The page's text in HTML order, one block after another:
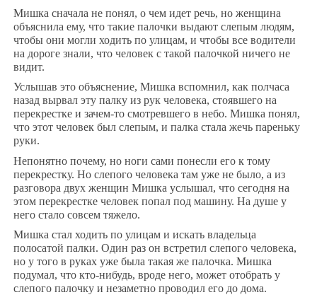
Мишка сначала не понял, о чем идет речь, но женщина
объяснила ему, что такие палочки выдают слепым людям,
чтобы они могли ходить по улицам, и чтобы все водители
на дороге знали, что человек с такой палочкой ничего не
видит.
Услышав это объяснение, Мишка вспомнил, как полчаса
назад вырвал эту палку из рук человека, стоявшего на
перекрестке и зачем-то смотревшего в небо. Мишка понял,
что этот человек был слепым, и палка стала жечь пареньку
руки.
Непонятно почему, но ноги сами понесли его к тому
перекрестку. Но слепого человека там уже не было, а из
разговора двух женщин Мишка услышал, что сегодня на
этом перекрестке человек попал под машину. На душе у
него стало совсем тяжело.
Мишка стал ходить по улицам и искать владельца
полосатой палки. Один раз он встретил слепого человека,
но у того в руках уже была такая же палочка. Мишка
подумал, что кто-нибудь, вроде него, может отобрать у
слепого палочку и незаметно проводил его до дома.